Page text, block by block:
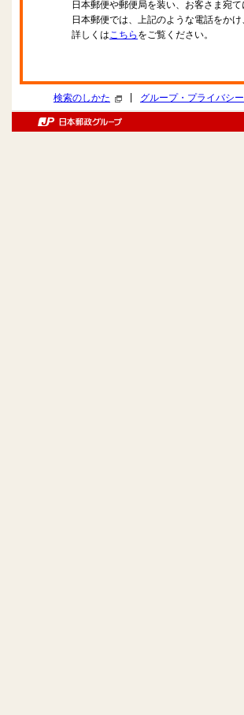
日本郵便や郵便局を装い、お客さま宛
日本郵便では、上記のような電話をか
詳しくはこちら をご覧ください。
検索のしかた グループ・プライバシ